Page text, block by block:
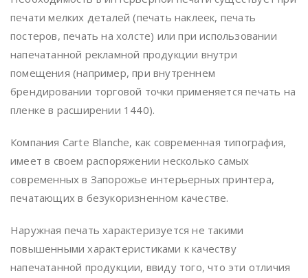
печати мелких деталей (печать наклеек, печать
постеров, печать на холсте) или при использовании
напечатанной рекламной продукции внутри
помещения (например, при внутреннем
брендировании торговой точки применяется печать на
пленке в расширении 1440).
Компания Carte Blanche, как современная типография,
имеет в своем распоряжении несколько самых
современных в Запорожье интерьерных принтера,
печатающих в безукоризненном качестве.
Наружная печать характеризуется не такими
повышенными характеристиками к качеству
напечатанной продукции, ввиду того, что эти отличия